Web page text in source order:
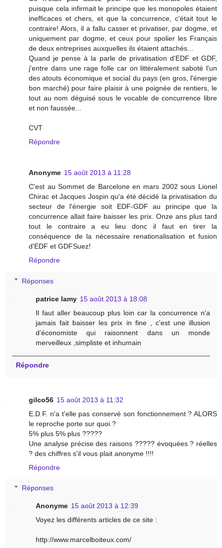
puisque cela infirmait le principe que les monopoles étaient
inefficaces et chers, et que la concurrence, c'était tout le
contraire! Alors, il a fallu casser et privatiser, par dogme, et
uniquement par dogme, et ceux pour spolier les Français
de deux entreprises auxquelles ils étaient attachés...
Quand je pense à la parle de privatisation d'EDF et GDF,
j'entre dans une rage folle car on littéralement saboté l'un
des atouts économique et social du pays (en gros, l'énergie
bon marché) pour faire plaisir à une poignée de rentiers, le
tout au nom déguisé sous le vocable de concurrence libre
et non faussée...
CVT
Répondre
Anonyme 15 août 2013 à 11:28
C'est au Sommet de Barcelone en mars 2002 sous Lionel
Chirac et Jacques Jospin qu'a été décidé la privatisation du
secteur de l'énergie soit EDF-GDF au principe que la
concurrence allait faire baisser les prix. Onze ans plus tard
tout le contraire a eu lieu donc il faut en tirer la
conséquence de la nécessaire renationalisation et fusion
d'EDF et GDFSuez!
Répondre
Réponses
patrice lamy 15 août 2013 à 18:08
Il faut aller beaucoup plus loin car la concurrence n'a
jamais fait baisser les prix in fine , c'est une illusion
d’économiste qui raisonnent dans un monde
merveilleux ,simpliste et inhumain
Répondre
gilco56 15 août 2013 à 11:32
E.D.F. n'a t'elle pas conservé son fonctionnement ? ALORS
le reproche porte sur quoi ?
5% plus 5% plus ?????
Une analyse précise des raisons ????? évoquées ? réelles
? des chiffres s'il vous plait anonyme !!!!
Répondre
Réponses
Anonyme 15 août 2013 à 12:39
Voyez les différents articles de ce site :
http://www.marcelboiteux.com/